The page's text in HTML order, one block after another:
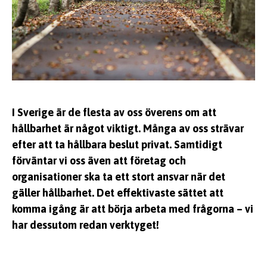
I Sverige är de flesta av oss överens om att
hållbarhet är något viktigt. Många av oss strävar
efter att ta hållbara beslut privat. Samtidigt
förväntar vi oss även att företag och
organisationer ska ta ett stort ansvar när det
gäller hållbarhet. Det effektivaste sättet att
komma igång är att börja arbeta med frågorna – vi
har dessutom redan verktyget!